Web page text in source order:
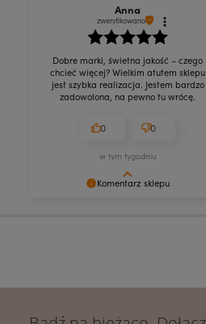
Komentarz sklepu
Anna
zweryfikowano
Dobre marki, świetna jakość – czego
chcieć więcej? Wielkim atutem sklepu
jest szybka realizacja. Jestem bardzo
zadowolona, na pewno tu wrócę.
0 0
w tym tygodniu